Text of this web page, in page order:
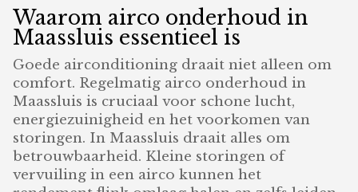
Waarom airco onderhoud in
Maassluis essentieel is
Goede airconditioning draait niet alleen om
comfort. Regelmatig airco onderhoud in
Maassluis is cruciaal voor schone lucht,
energiezuinigheid en het voorkomen van
storingen. In Maassluis draait alles om
betrouwbaarheid. Kleine storingen of
vervuiling in een airco kunnen het